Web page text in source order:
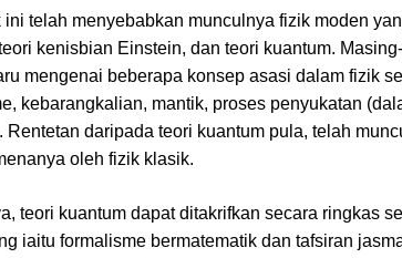
telah menyebabkan munculnya fizik moden
kenisbian Einstein, dan teori kuantum.
mengenai beberapa konsep asasi dalam fizik
kebarangkalian, mantik, proses penyukatan
Rentetan daripada teori kuantum pula, telah
oleh fizik klasik.
teori kuantum dapat ditakrifkan secara ringkas
iaitu formalisme bermatematik dan tafsiran